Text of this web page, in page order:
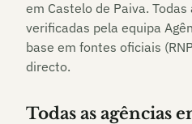
em Castelo de Paiva.
verificadas pela equipa
base em fontes oficiais
directo.
Todas as agências